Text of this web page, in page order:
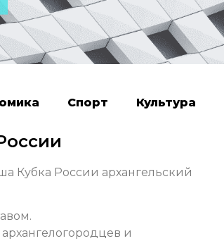
Спорт Культура
Кубка России архангельский
и